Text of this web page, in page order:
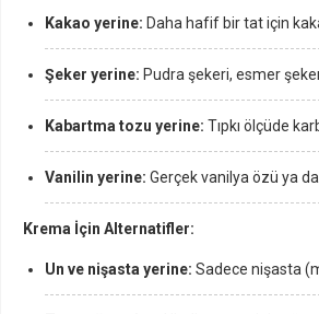
Kakao yerine: Daha hafif bir tat için
Şeker yerine: Pudra şekeri, esmer
Kabartma tozu yerine: Tıpkı ölçüde
Vanilin yerine: Gerçek vanilya özü ya
Krema İçin Alternatifler:
Un ve nişasta yerine: Sadece nişasta